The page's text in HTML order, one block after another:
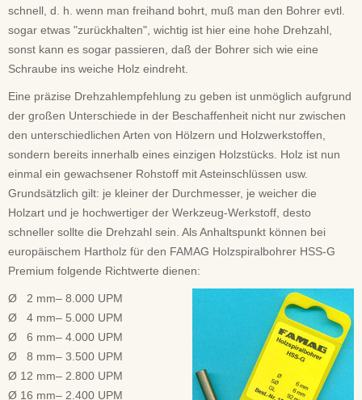
schnell, d. h. wenn man freihand bohrt, muß man den Bohrer evtl.
sogar etwas "zurückhalten", wichtig ist hier eine hohe Drehzahl,
sonst kann es sogar passieren, daß der Bohrer sich wie eine
Schraube ins weiche Holz eindreht.
Eine präzise Drehzahlempfehlung zu geben ist unmöglich aufgrund
der großen Unterschiede in der Beschaffenheit nicht nur zwischen
den unterschiedlichen Arten von Hölzern und Holzwerkstoffen,
sondern bereits innerhalb eines einzigen Holzstücks. Holz ist nun
einmal ein gewachsener Rohstoff mit Asteinschlüssen usw.
Grundsätzlich gilt: je kleiner der Durchmesser, je weicher die
Holzart und je hochwertiger der Werkzeug-Werkstoff, desto
schneller sollte die Drehzahl sein. Als Anhaltspunkt können bei
europäischem Hartholz für den FAMAG Holzspiralbohrer HSS-G
Premium folgende Richtwerte dienen:
Ø 2 mm– 8.000 UPM
Ø 4 mm– 5.000 UPM
Ø 6 mm– 4.000 UPM
Ø 8 mm– 3.500 UPM
Ø 12 mm– 2.800 UPM
Ø 16 mm– 2.400 UPM